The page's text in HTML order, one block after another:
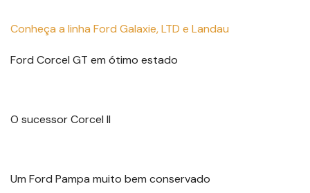
Conheça a linha Ford Galaxie, LTD e Landau
Ford Corcel GT em ótimo estado
O sucessor Corcel II
Um Ford Pampa muito bem conservado